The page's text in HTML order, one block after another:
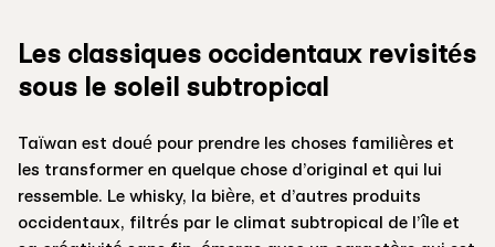
Les classiques occidentaux revisités
sous le soleil subtropical
Taïwan est doué pour prendre les choses familières et
les transformer en quelque chose d’original et qui lui
ressemble. Le whisky, la bière, et d’autres produits
occidentaux, filtrés par le climat subtropical de l’île et